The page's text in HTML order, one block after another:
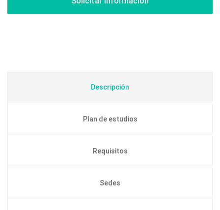
Descripción
Plan de estudios
Requisitos
Sedes